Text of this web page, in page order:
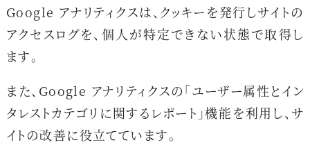
Google アナリティクスは、クッキーを発行しサイトの
アクセスログを、個人が特定できない状態で取得し
ます。
また、Google アナリティクスの「ユーザー属性とイン
タレストカテゴリに関するレポート」機能を利用し、サ
イトの改善に役立てています。